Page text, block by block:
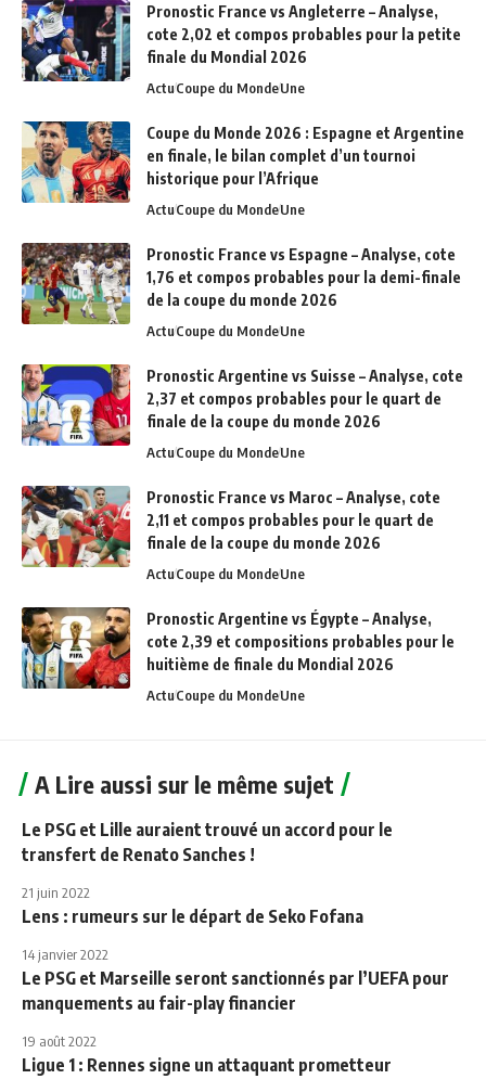
Pronostic France vs Angleterre – Analyse,
cote 2,02 et compos probables pour la petite
finale du Mondial 2026
ActuCoupe du MondeUne
Coupe du Monde 2026 : Espagne et Argentine
en finale, le bilan complet d’un tournoi
historique pour l’Afrique
ActuCoupe du MondeUne
Pronostic France vs Espagne – Analyse, cote
1,76 et compos probables pour la demi-finale
de la coupe du monde 2026
ActuCoupe du MondeUne
Pronostic Argentine vs Suisse – Analyse, cote
2,37 et compos probables pour le quart de
finale de la coupe du monde 2026
ActuCoupe du MondeUne
Pronostic France vs Maroc – Analyse, cote
2,11 et compos probables pour le quart de
finale de la coupe du monde 2026
ActuCoupe du MondeUne
Pronostic Argentine vs Égypte – Analyse,
cote 2,39 et compositions probables pour le
huitième de finale du Mondial 2026
ActuCoupe du MondeUne
A Lire aussi sur le même sujet
Le PSG et Lille auraient trouvé un accord pour le
transfert de Renato Sanches !
21 juin 2022
Lens : rumeurs sur le départ de Seko Fofana
14 janvier 2022
Le PSG et Marseille seront sanctionnés par l’UEFA pour
manquements au fair-play financier
19 août 2022
Ligue 1 : Rennes signe un attaquant prometteur